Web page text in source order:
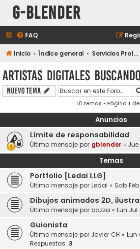
G-Blender
FAQ
Inicio Índice general Servicios Profesionales y Empleos
Artistas Digitales
Nuevo Tema
10 temas • Página 1 de
Anuncios
Lí­mite de responsabilidad
Último mensaje por gblender « Jue
Temas
Portfolio [Ledai LLG]
Último mensaje por Ledai « Sab Feb
Dibujos animados 2D,
Último mensaje por bazza « Lun Jul
Guionista
Último mensaje por Javier CH « Lun
Respuestas: 3